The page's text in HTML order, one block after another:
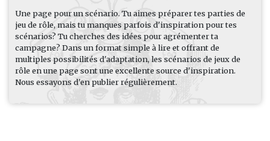
Une page pour un scénario. Tu aimes préparer tes parties de
jeu de rôle, mais tu manques parfois d'inspiration pour tes
scénarios? Tu cherches des idées pour agrémenter ta
campagne? Dans un format simple à lire et offrant de
multiples possibilités d'adaptation, les scénarios de jeux de
rôle en une page sont une excellente source d'inspiration.
Nous essayons d'en publier régulièrement.